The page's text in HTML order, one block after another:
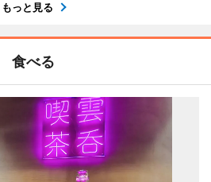
もっと見る
食べる